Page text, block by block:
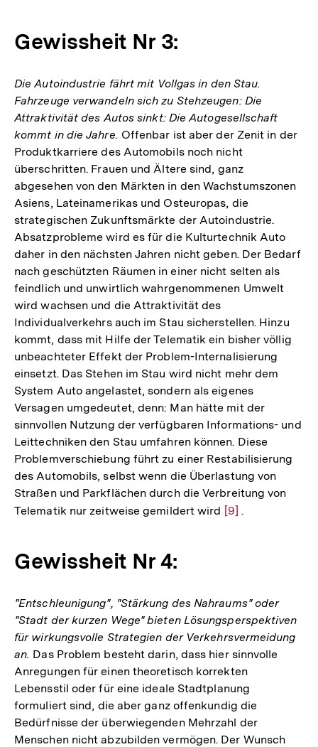
Gewissheit Nr 3:
Die Autoindustrie fährt mit Vollgas in den Stau.
Fahrzeuge verwandeln sich zu Stehzeugen: Die
Attraktivität des Autos sinkt: Die Autogesellschaft
kommt in die Jahre. Offenbar ist aber der Zenit in der
Produktkarriere des Automobils noch nicht
überschritten. Frauen und Ältere sind, ganz
abgesehen von den Märkten in den Wachstumszonen
Asiens, Lateinamerikas und Osteuropas, die
strategischen Zukunftsmärkte der Autoindustrie.
Absatzprobleme wird es für die Kulturtechnik Auto
daher in den nächsten Jahren nicht geben. Der Bedarf
nach geschützten Räumen in einer nicht selten als
feindlich und unwirtlich wahrgenommenen Umwelt
wird wachsen und die Attraktivität des
Individualverkehrs auch im Stau sicherstellen. Hinzu
kommt, dass mit Hilfe der Telematik ein bisher völlig
unbeachteter Effekt der Problem-Internalisierung
einsetzt. Das Stehen im Stau wird nicht mehr dem
System Auto angelastet, sondern als eigenes
Versagen umgedeutet, denn: Man hätte mit der
sinnvollen Nutzung der verfügbaren Informations- und
Leittechniken den Stau umfahren können. Diese
Problemverschiebung führt zu einer Restabilisierung
des Automobils, selbst wenn die Überlastung von
Straßen und Parkflächen durch die Verbreitung von
Telematik nur zeitweise gemildert wird Zur
[9] .
Gewissheit Nr 4:
"Entschleunigung", "Stärkung des Nahraums" oder
"Stadt der kurzen Wege" bieten Lösungsperspektiven
für wirkungsvolle Strategien der Verkehrsvermeidung
an. Das Problem besteht darin, dass hier sinnvolle
Anregungen für einen theoretisch korrekten
Lebensstil oder für eine ideale Stadtplanung
formuliert sind, die aber ganz offenkundig die
Bedürfnisse der überwiegenden Mehrzahl der
Menschen nicht abzubilden vermögen. Der Wunsch